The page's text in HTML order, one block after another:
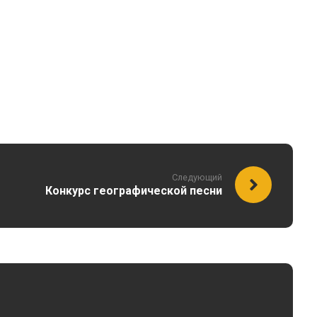
Следующий
Конкурс географической песни